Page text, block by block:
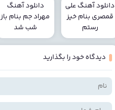
دانلود آهنگ علی
قمصری بنام خیز
رستم
دانلود آهنگ
مهراد جم بنام باز
شب شد
دیدگاه خود را بگذارید